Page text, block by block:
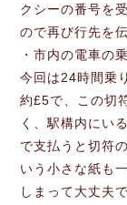
クシーの番号を
ので再び行先を
・市内の電車の
今回は24時間乗
約£5で、この切
く、駅構内にい
で支払うと切符
いう小さな紙も
しまって大丈夫で